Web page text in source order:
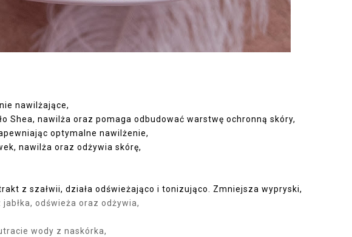
nawilżające,
Shea, nawilża oraz pomaga odbudować warstwę ochronną skóry,
optymalne nawilżenie,
nawilża oraz odżywia skórę,
z szałwii, działa odświeżająco i tonizująco. Zmniejsza wypryski,
odświeża oraz odżywia,
wody z naskórka,